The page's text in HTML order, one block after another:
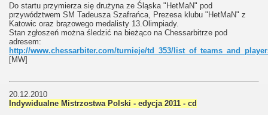
Do startu przymierza się drużyna ze Śląska "HetMaN" pod
przywództwem SM Tadeusza Szafrańca, Prezesa klubu "HetMaN" z
Katowic oraz brązowego medalisty 13.Olimpiady.
Stan zgłoszeń można śledzić na bieżąco na Chessarbitrze pod
adresem:
http://www.chessarbiter.com/turnieje/td_353/
[MW]
20.12.2010
Indywidualne Mistrzostwa Polski - edycja 2011 - cd